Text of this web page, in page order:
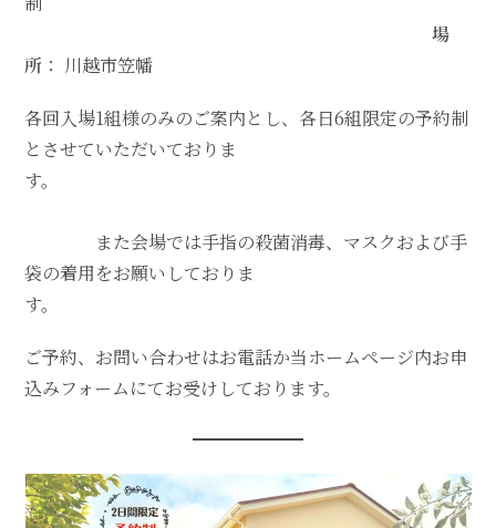
場
所 ： 川越市笠幡
各回入場1組様のみのご案内とし、各日6組限定の予約制
とさせていただいておりま
す。
また会場では手指の殺菌消毒、マスクおよび手
袋の着用をお願いしておりま
す。
ご予約、お問い合わせはお電話か当ホームページ内お申
込みフォームにてお受けしております。